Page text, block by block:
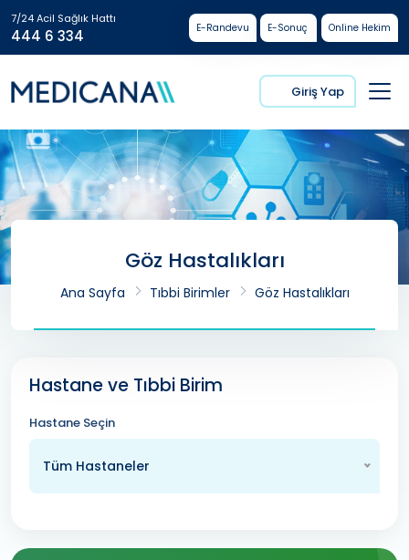
7/24 Acil Sağlık Hattı
444 6 334 E-Randevu E-Sonuç Online Hekim
Giriş Yap
Göz Hastalıkları
Ana Sayfa Tıbbi Birimler Göz Hastalıkları
Hastane ve Tıbbi Birim
Hastane Seçin
Tüm Hastaneler